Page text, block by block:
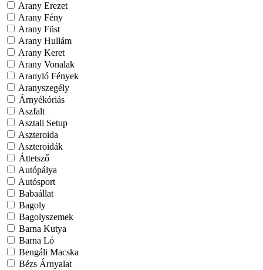
Arany Erezet
Arany Fény
Arany Füst
Arany Hullám
Arany Keret
Arany Vonalak
Aranyló Fények
Aranyszegély
Árnyékóriás
Aszfalt
Asztali Setup
Aszteroida
Aszteroidák
Áttetsző
Autópálya
Autósport
Babaállat
Bagoly
Bagolyszemek
Barna Kutya
Barna Ló
Bengáli Macska
Bézs Árnyalat